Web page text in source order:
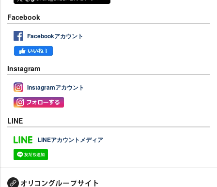
Facebook
Facebookアカウント
Instagram
Instagramアカウント
LINE
LINEアカウントメディア